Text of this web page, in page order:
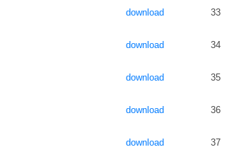
download 33
download 34
download 35
download 36
download 37